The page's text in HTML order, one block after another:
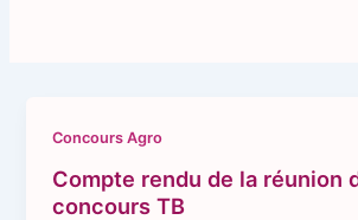
Concours Agro
Compte rendu de la réunion
concours TB